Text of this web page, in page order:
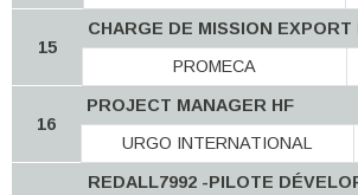
15
CHARGE DE MISSION EXPORT
PROMECA
16
PROJECT MANAGER HF
URGO INTERNATIONAL
REDALL7992 -PILOTE